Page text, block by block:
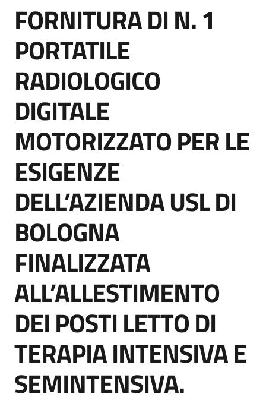
strumenti
di
Supporto
Piattaforme
telematiche
English
site
Seguici
su
Salta al contenuto
FORNITURA DI N. 1
PORTATILE
RADIOLOGICO
DIGITALE
MOTORIZZATO PER LE
ESIGENZE
DELL’AZIENDA USL DI
BOLOGNA
FINALIZZATA
ALL’ALLESTIMENTO
DEI POSTI LETTO DI
TERAPIA INTENSIVA E
SEMINTENSIVA.